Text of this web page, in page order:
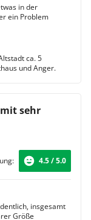
in der
ein Problem
ca. 5
und Anger.
sehr
4.5 / 5.0
insgesamt
Größe